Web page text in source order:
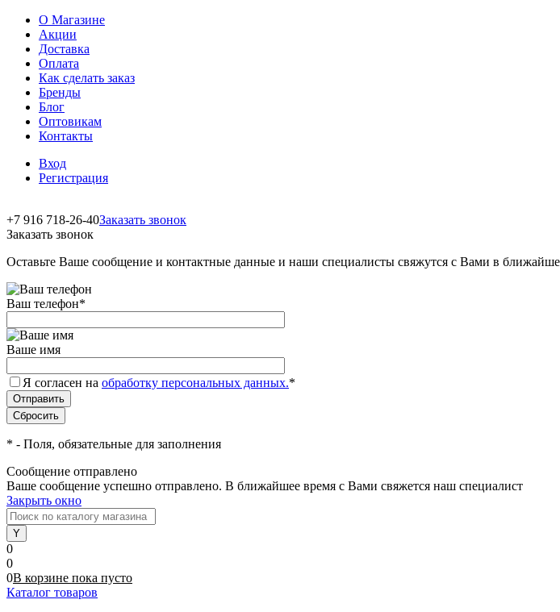
О Магазине
Акции
Доставка
Оплата
Как сделать заказ
Бренды
Блог
Оптовикам
Контакты
Вход
Регистрация
+7 916 718-26-40Заказать звонок
Заказать звонок
Оставьте Ваше сообщение и контактные данные и наши специалисты свяжутся с Вами в
Ваш телефон*
Ваше имя
Я согласен на обработку персональных данных.*
* - Поля, обязательные для заполнения
Сообщение отправлено
Ваше сообщение успешно отправлено. В ближайшее время с Вами свяжется наш специалист
Закрыть окно
0
0
0В корзине пока пусто
Каталог товаров